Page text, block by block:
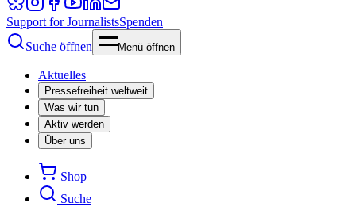
Support for JournalistsSpenden
Suche öffnen
Menü öffnen
Aktuelles
Pressefreiheit weltweit
Was wir tun
Aktiv werden
Über uns
Shop
Suche